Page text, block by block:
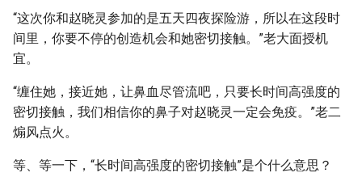
“这次你和赵晓灵参加的是五天四夜探险游，所以在这段时
间里，你要不停的创造机会和她密切接触。”老大面授机
宜。
“缠住她，接近她，让鼻血尽管流吧，只要长时间高强度的
密切接触，我们相信你的鼻子对赵晓灵一定会免疫。”老二
煽风点火。
等、等一下，“长时间高强度的密切接触”是个什么意思？